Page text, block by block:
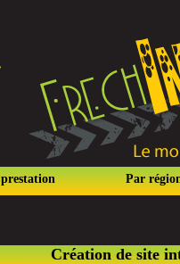
Par
Création de site